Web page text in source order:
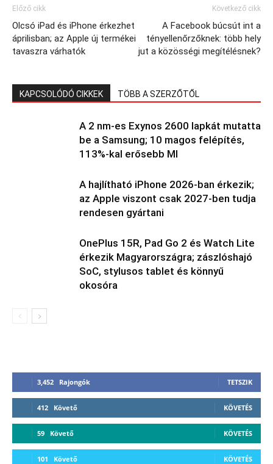
Előző cikk
Olcsó iPad és iPhone érkezhet
áprilisban; az Apple új termékei
tavaszra várhatók
Következő cikk
A Facebook búcsút int a
tényellenőrzőknek: több hely
jut a közösségi megítélésnek?
KAPCSOLÓDÓ CIKKEK TÖBB A SZERZŐTŐL
A 2 nm-es Exynos 2600 lapkát mutatta
be a Samsung; 10 magos felépítés,
113%-kal erősebb MI
A hajlítható iPhone 2026-ban érkezik;
az Apple viszont csak 2027-ben tudja
rendesen gyártani
OnePlus 15R, Pad Go 2 és Watch Lite
érkezik Magyarországra; zászlóshajó
SoC, stylusos tablet és könnyű
okosóra
3,452 Rajongók TETSZIK
412 Követő KÖVETÉS
59 Követő KÖVETÉS
101 Követő KÖVETÉS